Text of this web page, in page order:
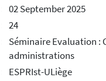
02 September 2025
24
Séminaire Evaluation :
administrations
ESPRIst-ULiège